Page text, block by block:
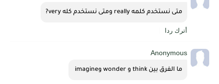
متى نستخدم كلمه really ومتى نستخدم كله very?
أترك ردا
Anonymous
ما الفرق بين think و wonder وimagine